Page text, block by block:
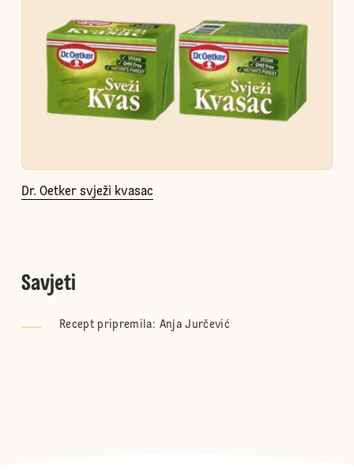
Dr. Oetker svježi kvasac
Savjeti
Recept pripremila: Anja Jurčević